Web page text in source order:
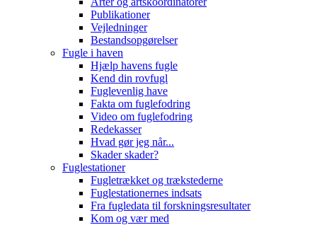
Publikationer
Vejledninger
Bestandsopgørelser
Fugle i haven
Hjælp havens fugle
Kend din rovfugl
Fuglevenlig have
Fakta om fuglefodring
Video om fuglefodring
Redekasser
Hvad gør jeg når...
Skader skader?
Fuglestationer
Fugletrækket og trækstederne
Fuglestationernes indsats
Fra fugledata til forskningsresultater
Kom og vær med